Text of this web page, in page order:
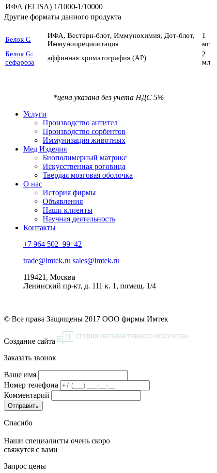
ИФА (ELISA) 1/1000-1/10000
Другие форматы данного продукта
Белок G
ИФА, Вестерн-блот, Иммунохимия, Дот-блот,
Иммунопреципитация
1
мг
Белок G:
сефароза
аффинная хроматография (AP)
2
мл
*цена указана без учета НДС 5%
Услуги
Производство антител
Производство сорбентов
Иммунизация животных
Мед Изделия
Биополимерный матрикс
Искусственная роговица
Твердая мозговая оболочка
О нас
История фирмы
Объявления
Наши клиенты
Научная деятельность
Контакты
+7 964 502–99–42
trade@imtek.ru sales@imtek.ru
119421, Москва
Ленинский пр-кт, д. 111 к. 1, помещ. 1/4
© Все права Защищены 2017 ООО фирмы Имтек
Создание сайта
Заказать звонок
Ваше имя
Номер телефона
Комментарий
Спасибо
Наши специалисты очень скоро
свяжутся с вами
Запрос цены